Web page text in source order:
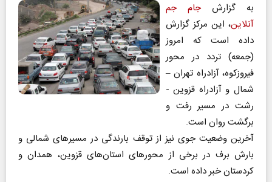
به گزارشجام جم
آنلاین، این مرکز گزارش
داده است که امروز
(جمعه) تردد در محور
فیروزکوه، آزادراه تهران –
شمال و آزادراه قزوین -
رشت در مسیر رفت و
برگشت روان است.
آخرین وضعیت جوی نیز از توقف بارندگی در مسیرهای شمالی و
بارش برف در برخی از محورهای استان‌های قزوین، همدان و
کردستان خبر داده است.